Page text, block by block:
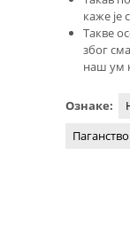
каже је
Такве
због
наш ум
Ознаке:
Паганство